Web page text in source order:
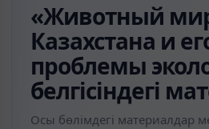
«Животный
Казахстана и
проблемы
белгісіндегі
Осы бөлімдегі материалдар